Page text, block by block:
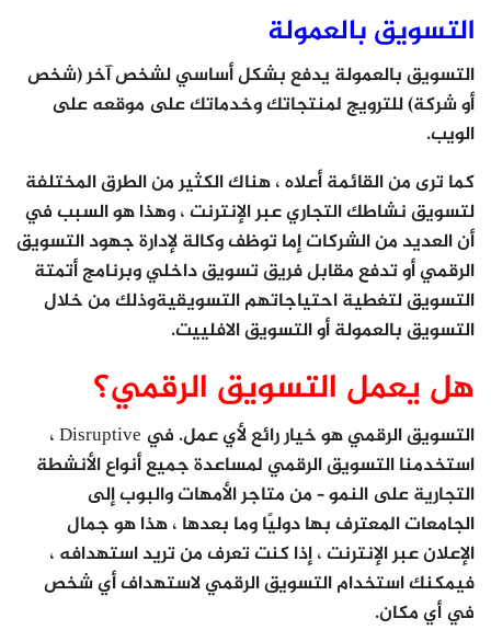
التسويق بالعمولة
التسويق بالعمولة يدفع بشكل أساسي لشخص آخر (شخص
أو شركة) للترويج لمنتجاتك وخدماتك على موقعه على
الويب.
كما ترى من القائمة أعلاه ، هناك الكثير من الطرق المختلفة
لتسويق نشاطك التجاري عبر الإنترنت ، وهذا هو السبب في
أن العديد من الشركات إما توظف وكالة لإدارة جهود التسويق
الرقمي أو تدفع مقابل فريق تسويق داخلي وبرنامج أتمتة
التسويق لتغطية احتياجاتهم التسويقيةوذلك من خلال
التسويق بالعمولة أو التسويق الافلييت.
هل يعمل التسويق الرقمي؟
التسويق الرقمي هو خيار رائع لأي عمل. في Disruptive ،
استخدمنا التسويق الرقمي لمساعدة جميع أنواع الأنشطة
التجارية على النمو – من متاجر الأمهات والبوب ​​إلى
الجامعات المعترف بها دوليًا وما بعدها ، هذا هو جمال
الإعلان عبر الإنترنت ، إذا كنت تعرف من تريد استهدافه ،
فيمكنك استخدام التسويق الرقمي لاستهداف أي شخص
في أي مكان.